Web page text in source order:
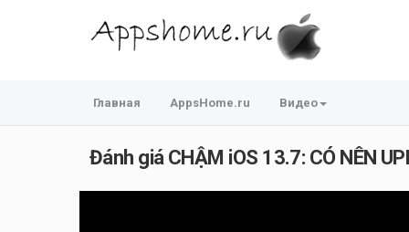
Главная AppsHome.ru Видео
Đánh giá CHẬM iOS 13.7: CÓ NÊN